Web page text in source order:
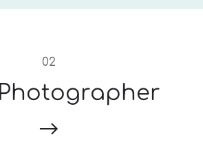
02
Photographer